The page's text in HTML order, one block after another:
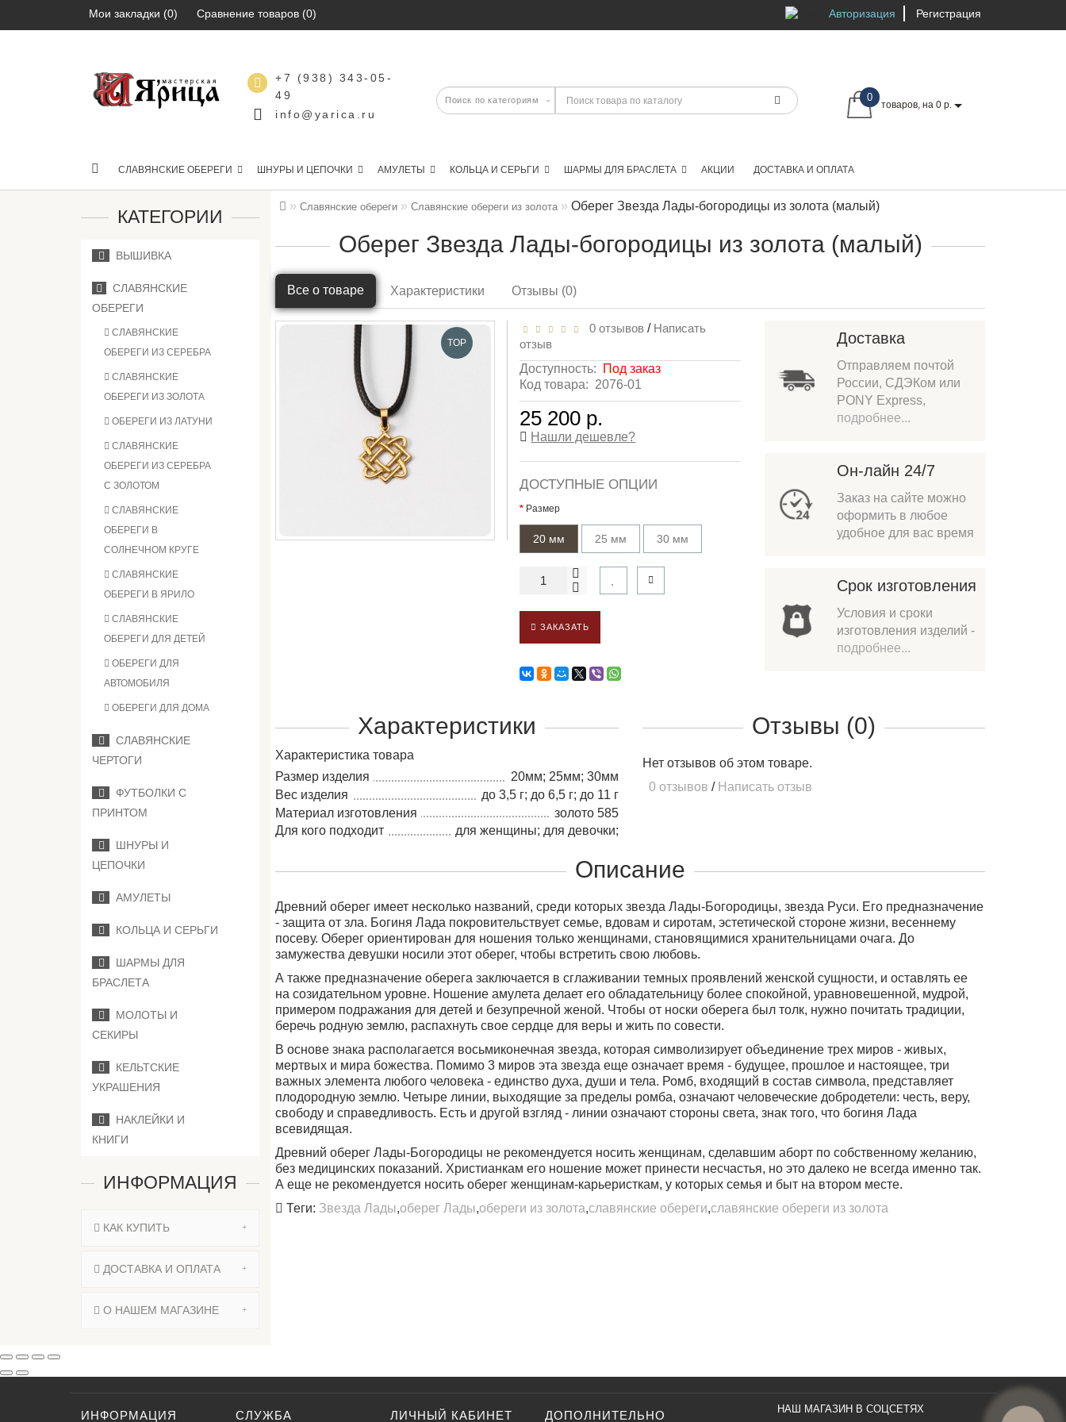
Мои закладки (0) Сравнение товаров (0) Авторизация Регистрация
+7 (938) 343-05-
49
info@yarica.ru
0
товаров, на 0 р.
СЛАВЯНСКИЕ ОБЕРЕГИ ШНУРЫ И ЦЕПОЧКИ АМУЛЕТЫ КОЛЬЦА И СЕРЬГИ ШАРМЫ ДЛЯ БРАСЛЕТА АКЦИИ ДОСТАВКА И ОПЛАТА
КАТЕГОРИИ
ВЫШИВКА
СЛАВЯНСКИЕ
ОБЕРЕГИ
СЛАВЯНСКИЕ
ОБЕРЕГИ ИЗ СЕРЕБРА
СЛАВЯНСКИЕ
ОБЕРЕГИ ИЗ ЗОЛОТА
ОБЕРЕГИ ИЗ ЛАТУНИ
СЛАВЯНСКИЕ
ОБЕРЕГИ ИЗ СЕРЕБРА
С ЗОЛОТОМ
СЛАВЯНСКИЕ
ОБЕРЕГИ В
СОЛНЕЧНОМ КРУГЕ
СЛАВЯНСКИЕ
ОБЕРЕГИ В ЯРИЛО
СЛАВЯНСКИЕ
ОБЕРЕГИ ДЛЯ ДЕТЕЙ
ОБЕРЕГИ ДЛЯ
АВТОМОБИЛЯ
ОБЕРЕГИ ДЛЯ ДОМА
СЛАВЯНСКИЕ
ЧЕРТОГИ
ФУТБОЛКИ С
ПРИНТОМ
ШНУРЫ И
ЦЕПОЧКИ
АМУЛЕТЫ
КОЛЬЦА И СЕРЬГИ
ШАРМЫ ДЛЯ
БРАСЛЕТА
МОЛОТЫ И
СЕКИРЫ
КЕЛЬТСКИЕ
УКРАШЕНИЯ
НАКЛЕЙКИ И
КНИГИ
ИНФОРМАЦИЯ
КАК КУПИТЬ
ДОСТАВКА И ОПЛАТА
О НАШЕМ МАГАЗИНЕ
Славянские обереги Славянские обереги из золота Оберег Звезда Лады-богородицы из золота (малый)
Оберег Звезда Лады-богородицы из золота (малый)
Все о товаре Характеристики Отзывы (0)
TOP
0 отзывов / Написать
отзыв
Доступность: Под заказ
Код товара: 2076-01
25 200 р.
Нашли дешевле?
ДОСТУПНЫЕ ОПЦИИ
Размер
20 мм 25 мм 30 мм
ЗАКАЗАТЬ
Доставка
Отправляем почтой
России, СДЭКом или
PONY Express,
подробнее...
Он-лайн 24/7
Заказ на сайте можно
оформить в любое
удобное для вас время
Срок изготовления
Условия и сроки
изготовления изделий -
подробнее...
Характеристики
Характеристика товара
Размер изделия
20мм; 25мм; 30мм
Вес изделия
до 3,5 г; до 6,5 г; до 11 г
Материал изготовления
золото 585
Для кого подходит
для женщины; для девочки;
Отзывы (0)
Нет отзывов об этом товаре.
0 отзывов / Написать отзыв
Описание
Древний оберег имеет несколько названий, среди которых звезда Лады-Богородицы, звезда Руси. Его предназначение
- защита от зла. Богиня Лада покровительствует семье, вдовам и сиротам, эстетической стороне жизни, весеннему
посеву.Оберег ориентирован для ношения только женщинами, становящимися хранительницами очага. До
замужества девушки носили этот оберег, чтобы встретить свою любовь.
А также предназначение оберега заключается в сглаживании темных проявлений женской сущности, и оставлять ее
на созидательном уровне. Ношение амулета делает его обладательницу более спокойной, уравновешенной, мудрой,
примером подражания для детей и безупречной женой. Чтобы от носки оберега был толк, нужно почитать традиции,
беречь родную землю, распахнуть свое сердце для веры и жить по совести.
В основе знака располагается восьмиконечная звезда, которая символизирует объединение трех миров - живых,
мертвых и мира божества. Помимо 3 миров эта звезда еще означает время - будущее, прошлое и настоящее, три
важных элемента любого человека - единство духа, души и тела. Ромб, входящий в состав символа, представляет
плодородную землю. Четыре линии, выходящие за пределы ромба, означают человеческие добродетели: честь, веру,
свободу и справедливость. Есть и другой взгляд - линии означают стороны света, знак того, что богиня Лада
всевидящая.
Древний оберег Лады-Богородицы не рекомендуется носить женщинам, сделавшим аборт по собственному желанию,
без медицинских показаний. Христианкам его ношение может принести несчастья, но это далеко не всегда именно так.
А еще не рекомендуется носить оберег женщинам-карьеристкам, у которых семья и быт на втором месте.
Теги: Звезда Лады,оберег Лады,обереги из золота,славянские обереги,славянские обереги из золота
ИНФОРМАЦИЯ
СЛУЖБА
ЛИЧНЫЙ КАБИНЕТ ДОПОЛНИТЕЛЬНО НАШ МАГАЗИН В СОЦСЕТЯХ